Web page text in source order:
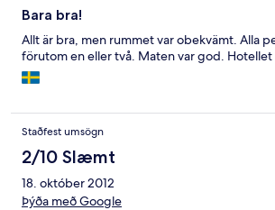
Bara bra!
Allt är bra, men rummet var obekvämt. Alla
förutom en eller två. Maten var god.
Staðfest umsögn
2/10 Slæmt
18. október 2012
Þýða með Google